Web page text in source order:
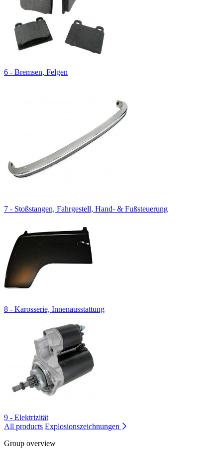
6 - Bremsen, Felgen
7 - Stoßstangen, Fahrgestell, Hand- & Fußsteuerung
8 - Karosserie, Innenausstattung
9 - Elektrizität
All products Explosionszeichnungen
Group overview